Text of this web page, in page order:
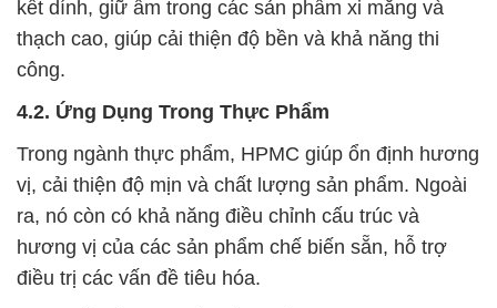
kết dính, giữ ẩm trong các sản phẩm xi măng và
thạch cao, giúp cải thiện độ bền và khả năng thi
công.
4.2. Ứng Dụng Trong Thực Phẩm
Trong ngành thực phẩm, HPMC giúp ổn định hương
vị, cải thiện độ mịn và chất lượng sản phẩm. Ngoài
ra, nó còn có khả năng điều chỉnh cấu trúc và
hương vị của các sản phẩm chế biến sẵn, hỗ trợ
điều trị các vấn đề tiêu hóa.